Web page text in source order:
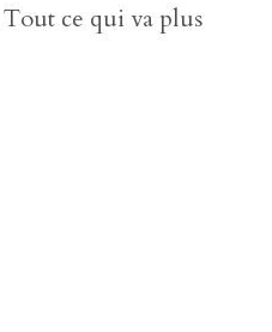
ce qui va plus